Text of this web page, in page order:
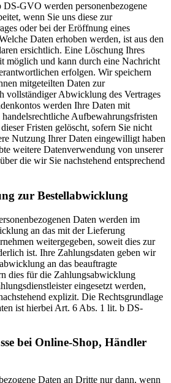
GVO werden personenbezogene
wenn Sie uns diese zur
oder bei der Eröffnung eines
Daten erhoben werden, ist aus den
ersichtlich. Eine Löschung Ihres
möglich und kann durch eine Nachricht
erfolgen. Wir speichern
mitgeteilten Daten zur
vollständiger Abwicklung des Vertrages
werden Ihre Daten mit
Aufbewahrungsfristen
Fristen gelöscht, sofern Sie nicht
Nutzung Ihrer Daten eingewilligt haben
weitere Datenverwendung von unserer
die wir Sie nachstehend entsprechend
zur Bestellabwicklung
Daten werden im
an das mit der Lieferung
weitergegeben, soweit dies zur
ist. Ihre Zahlungsdaten geben wir
an das beauftragte
dies für die Zahlungsabwicklung
eingesetzt werden,
explizit. Die Rechtsgrundlage
ist hierbei Art. 6 Abs. 1 lit. b DS-
bei Online-Shop, Händler
Daten an Dritte nur dann, wenn